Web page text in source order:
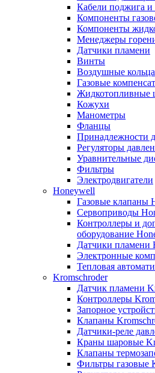
Кабели поджига и
Компоненты
Компоненты
Менеджеры
Датчики пламени
Винты
Воздушные кольца
Газовые
Жидкотопливные
Кожухи
Манометры
Фланцы
Принадлежности
Регуляторы
Уравнительные
Фильтры
Электродвигатели
Honeywell
Газовые клапаны
Сервоприводы
Контроллеры и
оборудование
Датчики пламени
Электронные
Тепловая
Kromschroder
Датчик пламени
Контроллеры
Запорное
Клапаны
Датчики-реле
Краны шаровые
Клапаны
Фильтры газовые